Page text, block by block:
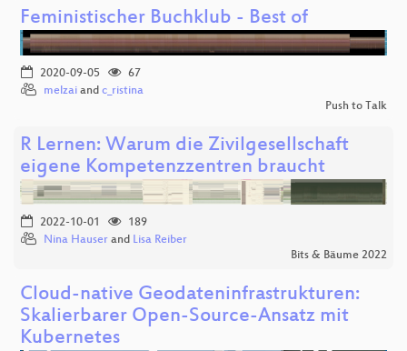
Feministischer Buchklub - Best of
2020-09-05
67
melzai and c_ristina
Push to Talk
R Lernen: Warum die Zivilgesellschaft
eigene Kompetenzzentren braucht
2022-10-01
189
Nina Hauser and Lisa Reiber
Bits & Bäume 2022
Cloud-native Geodateninfrastrukturen:
Skalierbarer Open-Source-Ansatz mit
Kubernetes